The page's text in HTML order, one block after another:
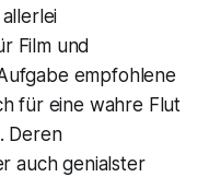
Film und
empfohlene
für eine wahre Flut
Deren
auch genialster